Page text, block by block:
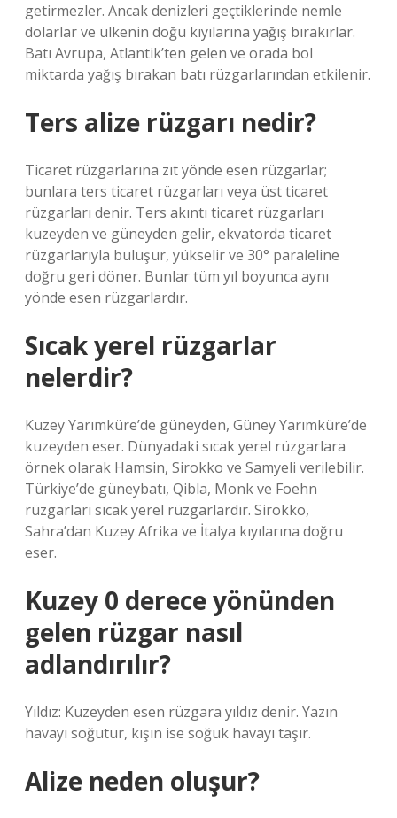
getirmezler. Ancak denizleri geçtiklerinde nemle
dolarlar ve ülkenin doğu kıyılarına yağış bırakırlar.
Batı Avrupa, Atlantik’ten gelen ve orada bol
miktarda yağış bırakan batı rüzgarlarından etkilenir.
Ters alize rüzgarı nedir?
Ticaret rüzgarlarına zıt yönde esen rüzgarlar;
bunlara ters ticaret rüzgarları veya üst ticaret
rüzgarları denir. Ters akıntı ticaret rüzgarları
kuzeyden ve güneyden gelir, ekvatorda ticaret
rüzgarlarıyla buluşur, yükselir ve 30° paraleline
doğru geri döner. Bunlar tüm yıl boyunca aynı
yönde esen rüzgarlardır.
Sıcak yerel rüzgarlar
nelerdir?
Kuzey Yarımküre’de güneyden, Güney Yarımküre’de
kuzeyden eser. Dünyadaki sıcak yerel rüzgarlara
örnek olarak Hamsin, Sirokko ve Samyeli verilebilir.
Türkiye’de güneybatı, Qibla, Monk ve Foehn
rüzgarları sıcak yerel rüzgarlardır. Sirokko,
Sahra’dan Kuzey Afrika ve İtalya kıyılarına doğru
eser.
Kuzey 0 derece yönünden
gelen rüzgar nasıl
adlandırılır?
Yıldız: Kuzeyden esen rüzgara yıldız denir. Yazın
havayı soğutur, kışın ise soğuk havayı taşır.
Alize neden oluşur?